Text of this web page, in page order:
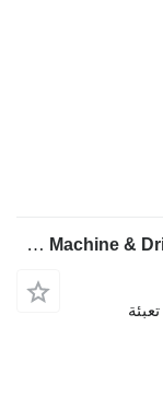
TICAB Bitumen Machine & Driveway Crack Filler from Manufacturer